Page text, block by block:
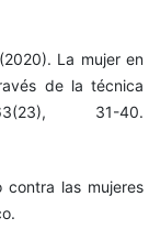
La mujer en
de la técnica
31-40.
contra las mujeres